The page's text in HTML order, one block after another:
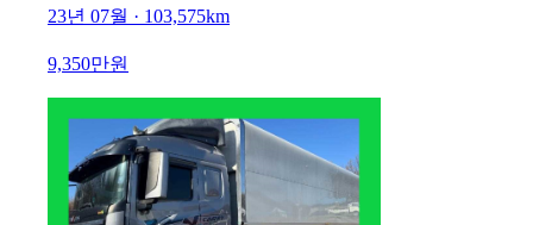
23년 07월 · 103,575km
9,350만원